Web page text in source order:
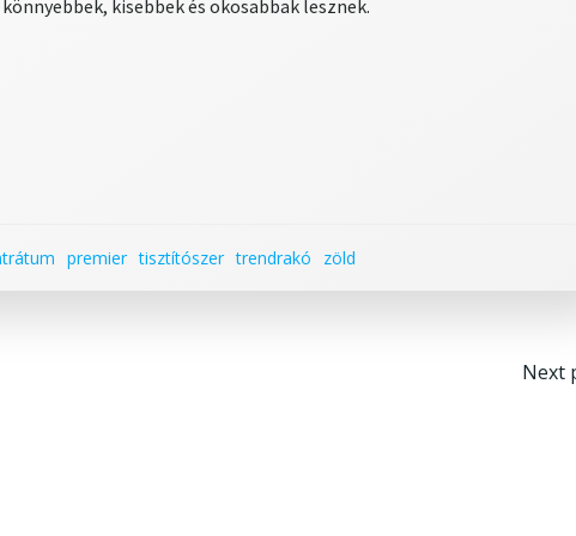
kisebbek és okosabbak lesznek.
premier tisztítószer trendrakó zöld
Next